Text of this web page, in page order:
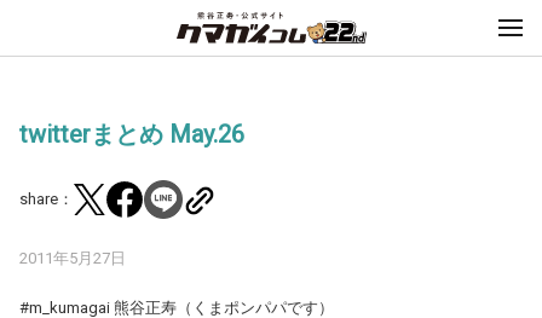
twitterまとめ May.26
share：
2011年5月27日
#m_kumagai 熊谷正寿（くまポンパパです）